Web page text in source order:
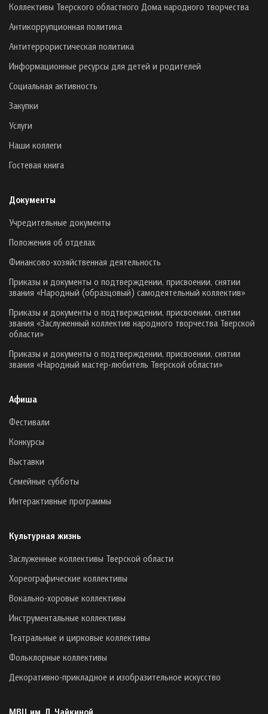
Коллективы Тверского областного Дома народного творчества
Антикоррупционная политика
Антитеррористическая политика
Информационные ресурсы для детей и родителей
Социальная активность
Закупки
Услуги
Наши коллеги
Гостевая книга
Документы
Учредительные документы
Положения об отделах
Финансово-хозяйственная деятельность
Приказы и документы о подтверждении, присвоении, снятии
звания «Народный (образцовый) самодеятельный коллектив»
Приказы и документы о подтверждении, присвоении, снятии
звания «Заслуженный коллектив народного творчества Тверской
области»
Приказы и документы о подтверждении, присвоении, снятии
звания «Народный мастер-любитель Тверской области»
Афиша
Фестивали
Конкурсы
Выставки
Семейные субботы
Интерактивные программы
Культурная жизнь
Заслуженные коллективы Тверской области
Хореографические коллективы
Вокально-хоровые коллективы
Инструментальные коллективы
Театральные и цирковые коллективы
Фольклорные коллективы
Декоративно-прикладное и изобразительное искусство
МВЦ им. Л. Чайкиной